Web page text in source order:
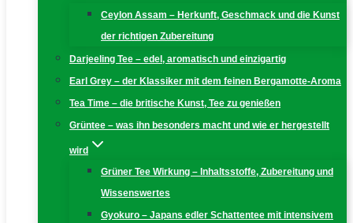
Ceylon Assam – Herkunft, Geschmack und die Kunst
der richtigen Zubereitung
Darjeeling Tee – edel, aromatisch und einzigartig
Earl Grey – der Klassiker mit dem feinen Bergamotte-Aroma
Tea Time – die britische Kunst, Tee zu genießen
Grüntee – was ihn besonders macht und wie er hergestellt
wird
Grüner Tee Wirkung – Inhaltsstoffe, Zubereitung und
Wissenswertes
Gyokuro – Japans edler Schattentee mit intensivem